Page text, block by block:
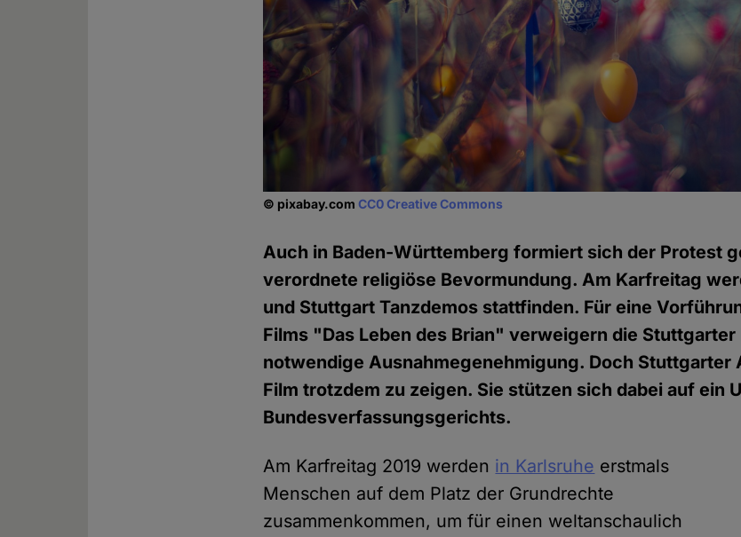
© pixabay.comCC0 Creative Commons
Auch in Baden-Württemberg formiert sich der Protest
verordnete religiöse Bevormundung. Am Karfreitag
und Stuttgart Tanzdemos stattfinden. Für eine
Films "Das Leben des Brian" verweigern die Stuttgarter
notwendige Ausnahmegenehmigung. Doch Stuttgarter
Film trotzdem zu zeigen. Sie stützen sich dabei auf ein
Bundesverfassungsgerichts.
Am Karfreitag 2019 werden in Karlsruhe erstmals
Menschen auf dem Platz der Grundrechte
zusammenkommen, um für einen weltanschaulich